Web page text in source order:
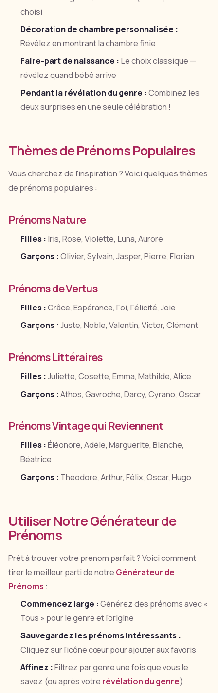
choisi
Décoration de chambre personnalisée :
Révélez en montrant la chambre finie
Faire-part de naissance : Le choix classique —
révélez quand bébé arrive
Pendant la révélation du genre :Combinez les
deux surprises en une seule célébration !
Thèmes de Prénoms Populaires
Vous cherchez de l'inspiration ? Voici quelques thèmes
de prénoms populaires :
Prénoms Nature
Filles : Iris, Rose, Violette, Luna, Aurore
Garçons :Olivier, Sylvain, Jasper, Pierre, Florian
Prénoms de Vertus
Filles :Grâce, Espérance, Foi, Félicité, Joie
Garçons :Juste, Noble, Valentin, Victor, Clément
Prénoms Littéraires
Filles :Juliette, Cosette, Emma, Mathilde, Alice
Garçons :Athos, Gavroche, Darcy, Cyrano, Oscar
Prénoms Vintage qui Reviennent
Filles :Éléonore, Adèle, Marguerite, Blanche,
Béatrice
Garçons : Théodore, Arthur, Félix, Oscar, Hugo
Utiliser Notre Générateur de
Prénoms
Prêt à trouver votre prénom parfait ? Voici comment
tirer le meilleur parti de notre Générateur de
Prénoms :
Commencez large :Générez des prénoms avec «
Tous » pour le genre et l'origine
Sauvegardez les prénoms intéressants :
Cliquez sur l'icône cœur pour ajouter aux favoris
Affinez :Filtrez par genre une fois que vous le
savez (ou après votre révélation du genre)